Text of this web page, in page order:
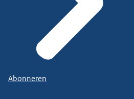
Abonneren